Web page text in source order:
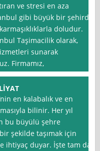
ve stresi en aza
gibi büyük bir şehirde
doludur.
Taşimacilik olarak,
sunarak
Firmamız,
en kalabalık ve en
bilinir. Her yıl
bu büyülü şehre
şekilde taşımak için
ihtiyaç duyar. İşte tam da